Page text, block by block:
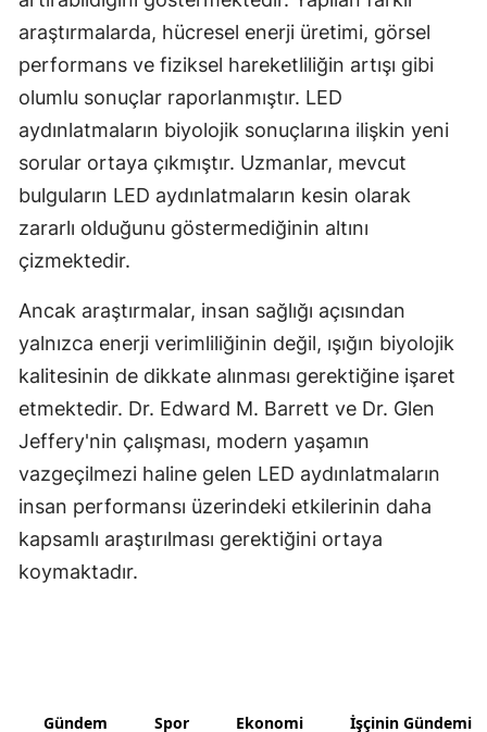
araştırmalarda, hücresel enerji üretimi, görsel
performans ve fiziksel hareketliliğin artışı gibi
olumlu sonuçlar raporlanmıştır. LED
aydınlatmaların biyolojik sonuçlarına ilişkin yeni
sorular ortaya çıkmıştır. Uzmanlar, mevcut
bulguların LED aydınlatmaların kesin olarak
zararlı olduğunu göstermediğinin altını
çizmektedir.
Ancak araştırmalar, insan sağlığı açısından
yalnızca enerji verimliliğinin değil, ışığın biyolojik
kalitesinin de dikkate alınması gerektiğine işaret
etmektedir. Dr. Edward M. Barrett ve Dr. Glen
Jeffery'nin çalışması, modern yaşamın
vazgeçilmezi haline gelen LED aydınlatmaların
insan performansı üzerindeki etkilerinin daha
kapsamlı araştırılması gerektiğini ortaya
koymaktadır.
Gündem Spor Ekonomi İşçinin Gündemi